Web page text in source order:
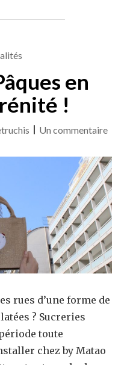
CE
en
!
Un commentairesur
en
toute
!
rues d’une forme de
? Sucreries
toute
chez by Matao